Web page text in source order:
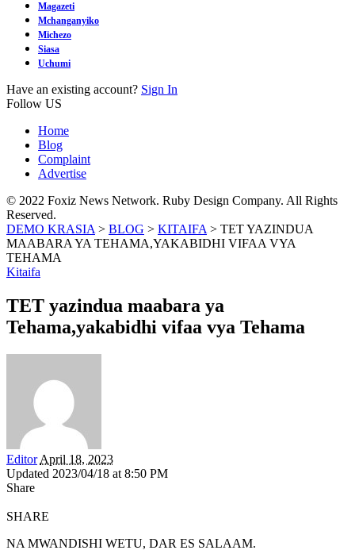
Magazeti
Mchanganyiko
Michezo
Siasa
Uchumi
Have an existing account? Sign In
Follow US
Home
Blog
Complaint
Advertise
© 2022 Foxiz News Network. Ruby Design Company. All Rights
Reserved.
DEMO KRASIA > BLOG > KITAIFA > TET YAZINDUA
MAABARA YA TEHAMA,YAKABIDHI VIFAA VYA
TEHAMA
Kitaifa
TET yazindua maabara ya
Tehama,yakabidhi vifaa vya Tehama
Editor April 18, 2023
Updated 2023/04/18 at 8:50 PM
Share
SHARE
NA MWANDISHI WETU, DAR ES SALAAM.